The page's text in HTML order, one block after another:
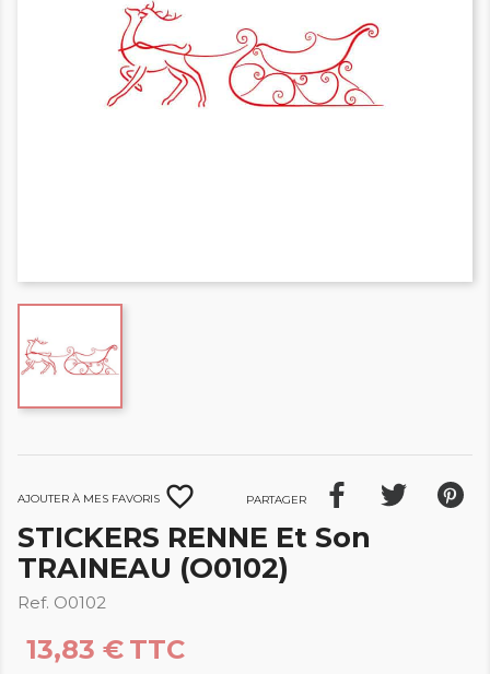
Ajouter à mes favoris favorite_border Partager
STICKERS RENNE Et Son
TRAINEAU (O0102)
Ref. O0102
13,83 € TTC